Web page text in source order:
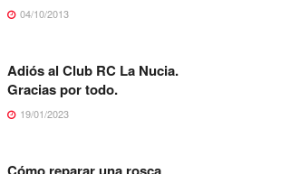
04/10/2013
Adiós al Club RC La Nucia.
Gracias por todo.
19/01/2023
Cómo reparar una rosca